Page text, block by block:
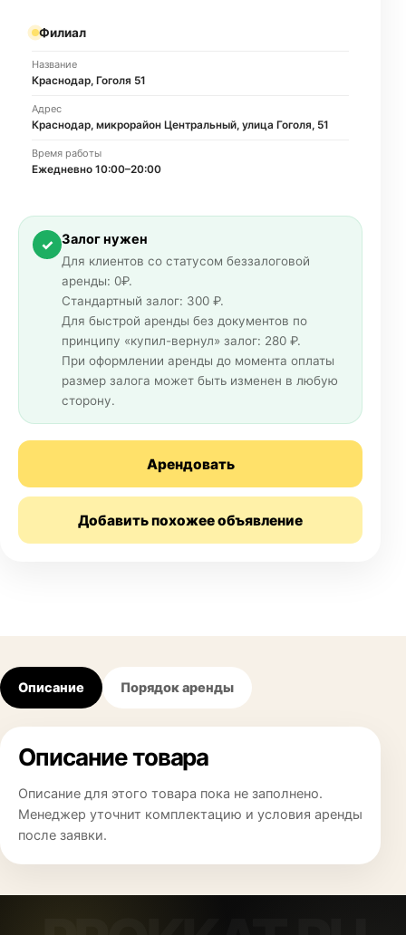
Филиал
Название
Краснодар, Гоголя 51
Адрес
Краснодар, микрорайон Центральный, улица Гоголя, 51
Время работы
Ежедневно 10:00–20:00
✓ Залог нужен
Для клиентов со статусом беззалоговой
аренды: 0₽.
Стандартный залог: 300 ₽.
Для быстрой аренды без документов по
принципу «купил-вернул» залог: 280 ₽.
При оформлении аренды до момента оплаты
размер залога может быть изменен в любую
сторону.
Арендовать
Добавить похожее объявление
Описание Порядок аренды
Описание товара
Описание для этого товара пока не заполнено.
Менеджер уточнит комплектацию и условия аренды
после заявки.